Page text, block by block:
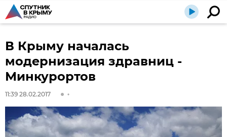
В Крыму началась
модернизация здравниц -
Минкурортов
11:39 28.02.2017